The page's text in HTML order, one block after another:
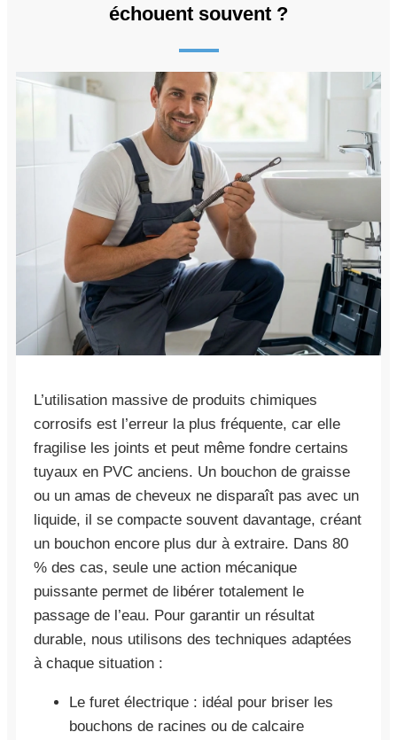
échouent souvent ?
L’utilisation massive de produits chimiques
corrosifs est l’erreur la plus fréquente, car elle
fragilise les joints et peut même fondre certains
tuyaux en PVC anciens. Un bouchon de graisse
ou un amas de cheveux ne disparaît pas avec un
liquide, il se compacte souvent davantage, créant
un bouchon encore plus dur à extraire. Dans 80
% des cas, seule une action mécanique
puissante permet de libérer totalement le
passage de l’eau. Pour garantir un résultat
durable, nous utilisons des techniques adaptées
à chaque situation :
Le furet électrique : idéal pour briser les
bouchons de racines ou de calcaire